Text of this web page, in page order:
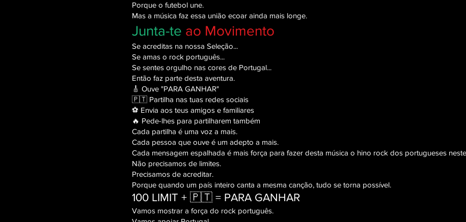
Porque o futebol une.
Mas a música faz essa união ecoar ainda mais longe.
Junta-te ao Movimento
Se acreditas na nossa Seleção...
Se amas o rock português...
Se sentes orgulho nas cores de Portugal...
Então faz parte desta aventura.
🎸 Ouve "PARA GANHAR"
🇵🇹 Partilha nas tuas redes sociais
⚽ Envia aos teus amigos e familiares
🔥 Pede-lhes para partilharem também
Cada partilha é uma voz a mais.
Cada pessoa que ouve é um adepto a mais.
Cada mensagem espalhada é mais força para fazer desta música o hino rock dos portugueses
Não precisamos de limites.
Precisamos de acreditar.
Porque quando um país inteiro canta a mesma canção, tudo se torna possível.
100 LIMIT + 🇵🇹 = PARA GANHAR
Vamos mostrar a força do rock português.